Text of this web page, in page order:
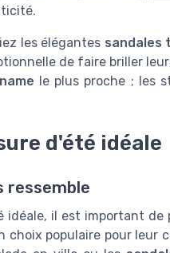
les élégantes sandales
de faire briller
le plus proche ; les
d'été idéale
ressemble
il est important de
choix populaire pour leur